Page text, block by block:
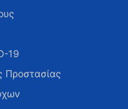
19
Προστασίας